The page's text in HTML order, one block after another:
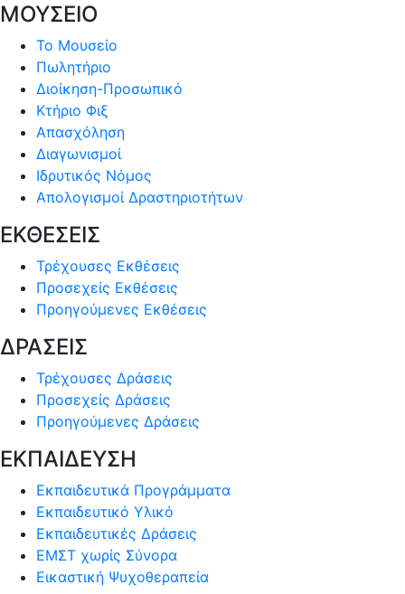
ΜΟΥΣΕΙΟ
Το Μουσείο
Πωλητήριο
Διοίκηση-Προσωπικό
Κτήριο Φιξ
Απασχόληση
Διαγωνισμοί
Ιδρυτικός Νόμος
Απολογισμοί Δραστηριοτήτων
ΕΚΘΕΣΕΙΣ
Τρέχουσες Εκθέσεις
Προσεχείς Εκθέσεις
Προηγούμενες Εκθέσεις
ΔΡΑΣΕΙΣ
Τρέχουσες Δράσεις
Προσεχείς Δράσεις
Προηγούμενες Δράσεις
ΕΚΠΑΙΔΕΥΣΗ
Εκπαιδευτικά Προγράμματα
Εκπαιδευτικό Υλικό
Εκπαιδευτικές Δράσεις
ΕΜΣΤ χωρίς Σύνορα
Εικαστική Ψυχοθεραπεία